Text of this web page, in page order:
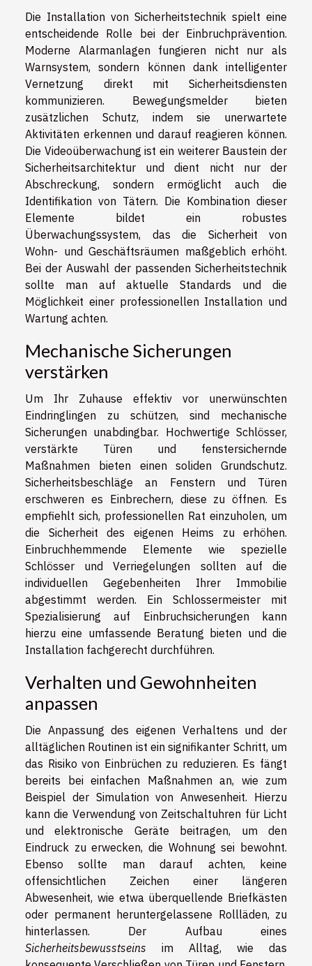
Die Installation von Sicherheitstechnik spielt eine
entscheidende Rolle bei der Einbruchprävention.
Moderne Alarmanlagen fungieren nicht nur als
Warnsystem, sondern können dank intelligenter
Vernetzung direkt mit Sicherheitsdiensten
kommunizieren. Bewegungsmelder bieten
zusätzlichen Schutz, indem sie unerwartete
Aktivitäten erkennen und darauf reagieren können.
Die Videoüberwachung ist ein weiterer Baustein der
Sicherheitsarchitektur und dient nicht nur der
Abschreckung, sondern ermöglicht auch die
Identifikation von Tätern. Die Kombination dieser
Elemente bildet ein robustes
Überwachungssystem, das die Sicherheit von
Wohn- und Geschäftsräumen maßgeblich erhöht.
Bei der Auswahl der passenden Sicherheitstechnik
sollte man auf aktuelle Standards und die
Möglichkeit einer professionellen Installation und
Wartung achten.
Mechanische Sicherungen
verstärken
Um Ihr Zuhause effektiv vor unerwünschten
Eindringlingen zu schützen, sind mechanische
Sicherungen unabdingbar. Hochwertige Schlösser,
verstärkte Türen und fenstersichernde
Maßnahmen bieten einen soliden Grundschutz.
Sicherheitsbeschläge an Fenstern und Türen
erschweren es Einbrechern, diese zu öffnen. Es
empfiehlt sich, professionellen Rat einzuholen, um
die Sicherheit des eigenen Heims zu erhöhen.
Einbruchhemmende Elemente wie spezielle
Schlösser und Verriegelungen sollten auf die
individuellen Gegebenheiten Ihrer Immobilie
abgestimmt werden. Ein Schlossermeister mit
Spezialisierung auf Einbruchsicherungen kann
hierzu eine umfassende Beratung bieten und die
Installation fachgerecht durchführen.
Verhalten und Gewohnheiten
anpassen
Die Anpassung des eigenen Verhaltens und der
alltäglichen Routinen ist ein signifikanter Schritt, um
das Risiko von Einbrüchen zu reduzieren. Es fängt
bereits bei einfachen Maßnahmen an, wie zum
Beispiel der Simulation von Anwesenheit. Hierzu
kann die Verwendung von Zeitschaltuhren für Licht
und elektronische Geräte beitragen, um den
Eindruck zu erwecken, die Wohnung sei bewohnt.
Ebenso sollte man darauf achten, keine
offensichtlichen Zeichen einer längeren
Abwesenheit, wie etwa überquellende Briefkästen
oder permanent heruntergelassene Rollläden, zu
hinterlassen. Der Aufbau eines
Sicherheitsbewusstseins im Alltag, wie das